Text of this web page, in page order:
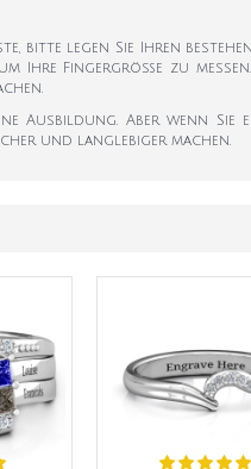
bitte legen Sie Ihren
Ihre Fingergröße zu
Ausbildung. Aber wenn
und langlebiger machen.